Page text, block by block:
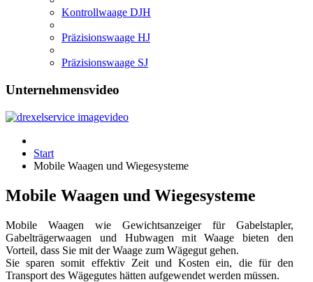
Kontrollwaage DJH
Präzisionswaage HJ
Präzisionswaage SJ
Unternehmensvideo
Start
Mobile Waagen und Wiegesysteme
Mobile Waagen und Wiegesysteme
Mobile Waagen wie Gewichtsanzeiger für Gabelstapler,
Gabelträgerwaagen und Hubwagen mit Waage bieten den
Vorteil, dass Sie mit der Waage zum Wägegut gehen.
Sie sparen somit effektiv Zeit und Kosten ein, die für den
Transport des Wägegutes hätten aufgewendet werden müssen.